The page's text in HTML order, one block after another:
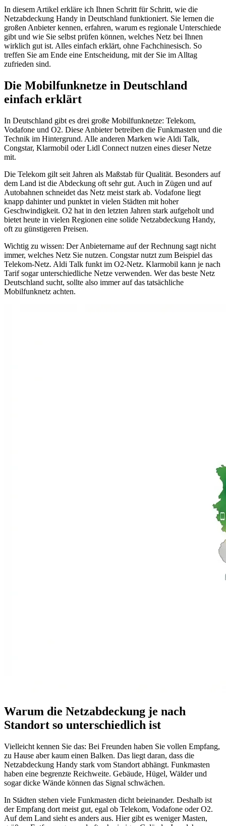
In diesem Artikel erkläre ich Ihnen Schritt für Schritt, wie die
Netzabdeckung Handy in Deutschland funktioniert. Sie lernen die
großen Anbieter kennen, erfahren, warum es regionale Unterschiede
gibt und wie Sie selbst prüfen können, welches Netz bei Ihnen
wirklich gut ist. Alles einfach erklärt, ohne Fachchinesisch. So
treffen Sie am Ende eine Entscheidung, mit der Sie im Alltag
zufrieden sind.
Die Mobilfunknetze in Deutschland
einfach erklärt
In Deutschland gibt es drei große Mobilfunknetze: Telekom,
Vodafone und O2. Diese Anbieter betreiben die Funkmasten und die
Technik im Hintergrund. Alle anderen Marken wie Aldi Talk,
Congstar, Klarmobil oder Lidl Connect nutzen eines dieser Netze
mit.
Die Telekom gilt seit Jahren als Maßstab für Qualität. Besonders auf
dem Land ist die Abdeckung oft sehr gut. Auch in Zügen und auf
Autobahnen schneidet das Netz meist stark ab. Vodafone liegt
knapp dahinter und punktet in vielen Städten mit hoher
Geschwindigkeit. O2 hat in den letzten Jahren stark aufgeholt und
bietet heute in vielen Regionen eine solide Netzabdeckung Handy,
oft zu günstigeren Preisen.
Wichtig zu wissen: Der Anbietername auf der Rechnung sagt nicht
immer, welches Netz Sie nutzen. Congstar nutzt zum Beispiel das
Telekom‑Netz. Aldi Talk funkt im O2‑Netz. Klarmobil kann je nach
Tarif sogar unterschiedliche Netze verwenden. Wer das beste Netz
Deutschland sucht, sollte also immer auf das tatsächliche
Mobilfunknetz achten.
Warum die Netzabdeckung je nach
Standort so unterschiedlich ist
Vielleicht kennen Sie das: Bei Freunden haben Sie vollen Empfang,
zu Hause aber kaum einen Balken. Das liegt daran, dass die
Netzabdeckung Handy stark vom Standort abhängt. Funkmasten
haben eine begrenzte Reichweite. Gebäude, Hügel, Wälder und
sogar dicke Wände können das Signal schwächen.
In Städten stehen viele Funkmasten dicht beieinander. Deshalb ist
der Empfang dort meist gut, egal ob Telekom, Vodafone oder O2.
Auf dem Land sieht es anders aus. Hier gibt es weniger Masten,